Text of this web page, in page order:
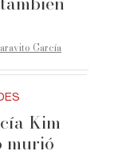
García
Kim
murió